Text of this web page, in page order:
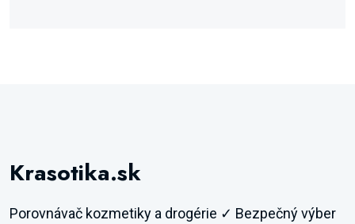
Krasotika.sk
Porovnávač kozmetiky a drogérie ✓ Bezpečný výber